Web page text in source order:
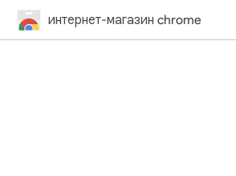
интернет-магазин chrome